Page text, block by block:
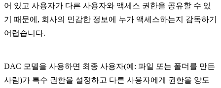
어 있고 사용자가 다른 사용자와 액세스 권한을 공유할 수 있
기 때문에, 회사의 민감한 정보에 누가 액세스하는지 감독하기
어렵습니다.
DAC 모델을 사용하면 최종 사용자(예: 파일 또는 폴더를 만든
사람)가 특수 권한을 설정하고 다른 사용자에게 권한을 양도